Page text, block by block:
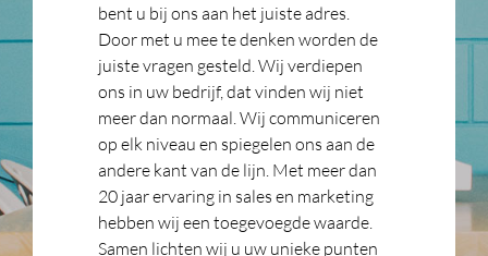
bent u bij ons aan het juiste adres.
Door met u mee te denken worden de
juiste vragen gesteld. Wij verdiepen
ons in uw bedrijf, dat vinden wij niet
meer dan normaal. Wij communiceren
op elk niveau en spiegelen ons aan de
andere kant van de lijn. Met meer dan
20 jaar ervaring in sales en marketing
hebben wij een toegevoegde waarde.
Samen lichten wij u uw unieke punten